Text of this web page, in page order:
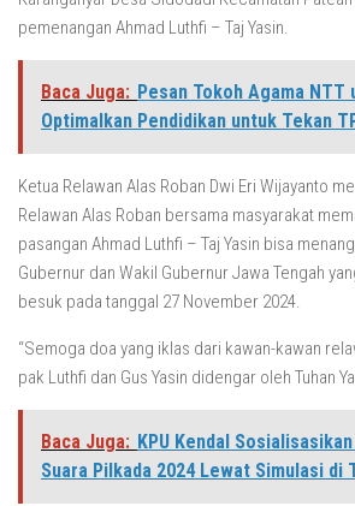
pemenangan Ahmad Luthfi – Taj Yasin.
Baca Juga: Pesan Tokoh Agama NTT
Optimalkan Pendidikan untuk Tekan
Ketua Relawan Alas Roban Dwi Eri Wijayanto
Relawan Alas Roban bersama masyarakat
pasangan Ahmad Luthfi – Taj Yasin bisa
Gubernur dan Wakil Gubernur Jawa Tengah
besuk pada tanggal 27 November 2024.
“Semoga doa yang iklas dari kawan-kawan
pak Luthfi dan Gus Yasin didengar oleh Tuhan
Baca Juga: KPU Kendal
Suara Pilkada 2024 Lewat Simulasi di